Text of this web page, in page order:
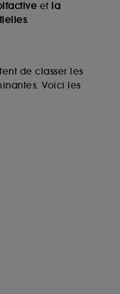
et la
.
de classer les
Voici les
de
pour les
activité en ligne
pouvez à tout
Si vous
sur les cookies